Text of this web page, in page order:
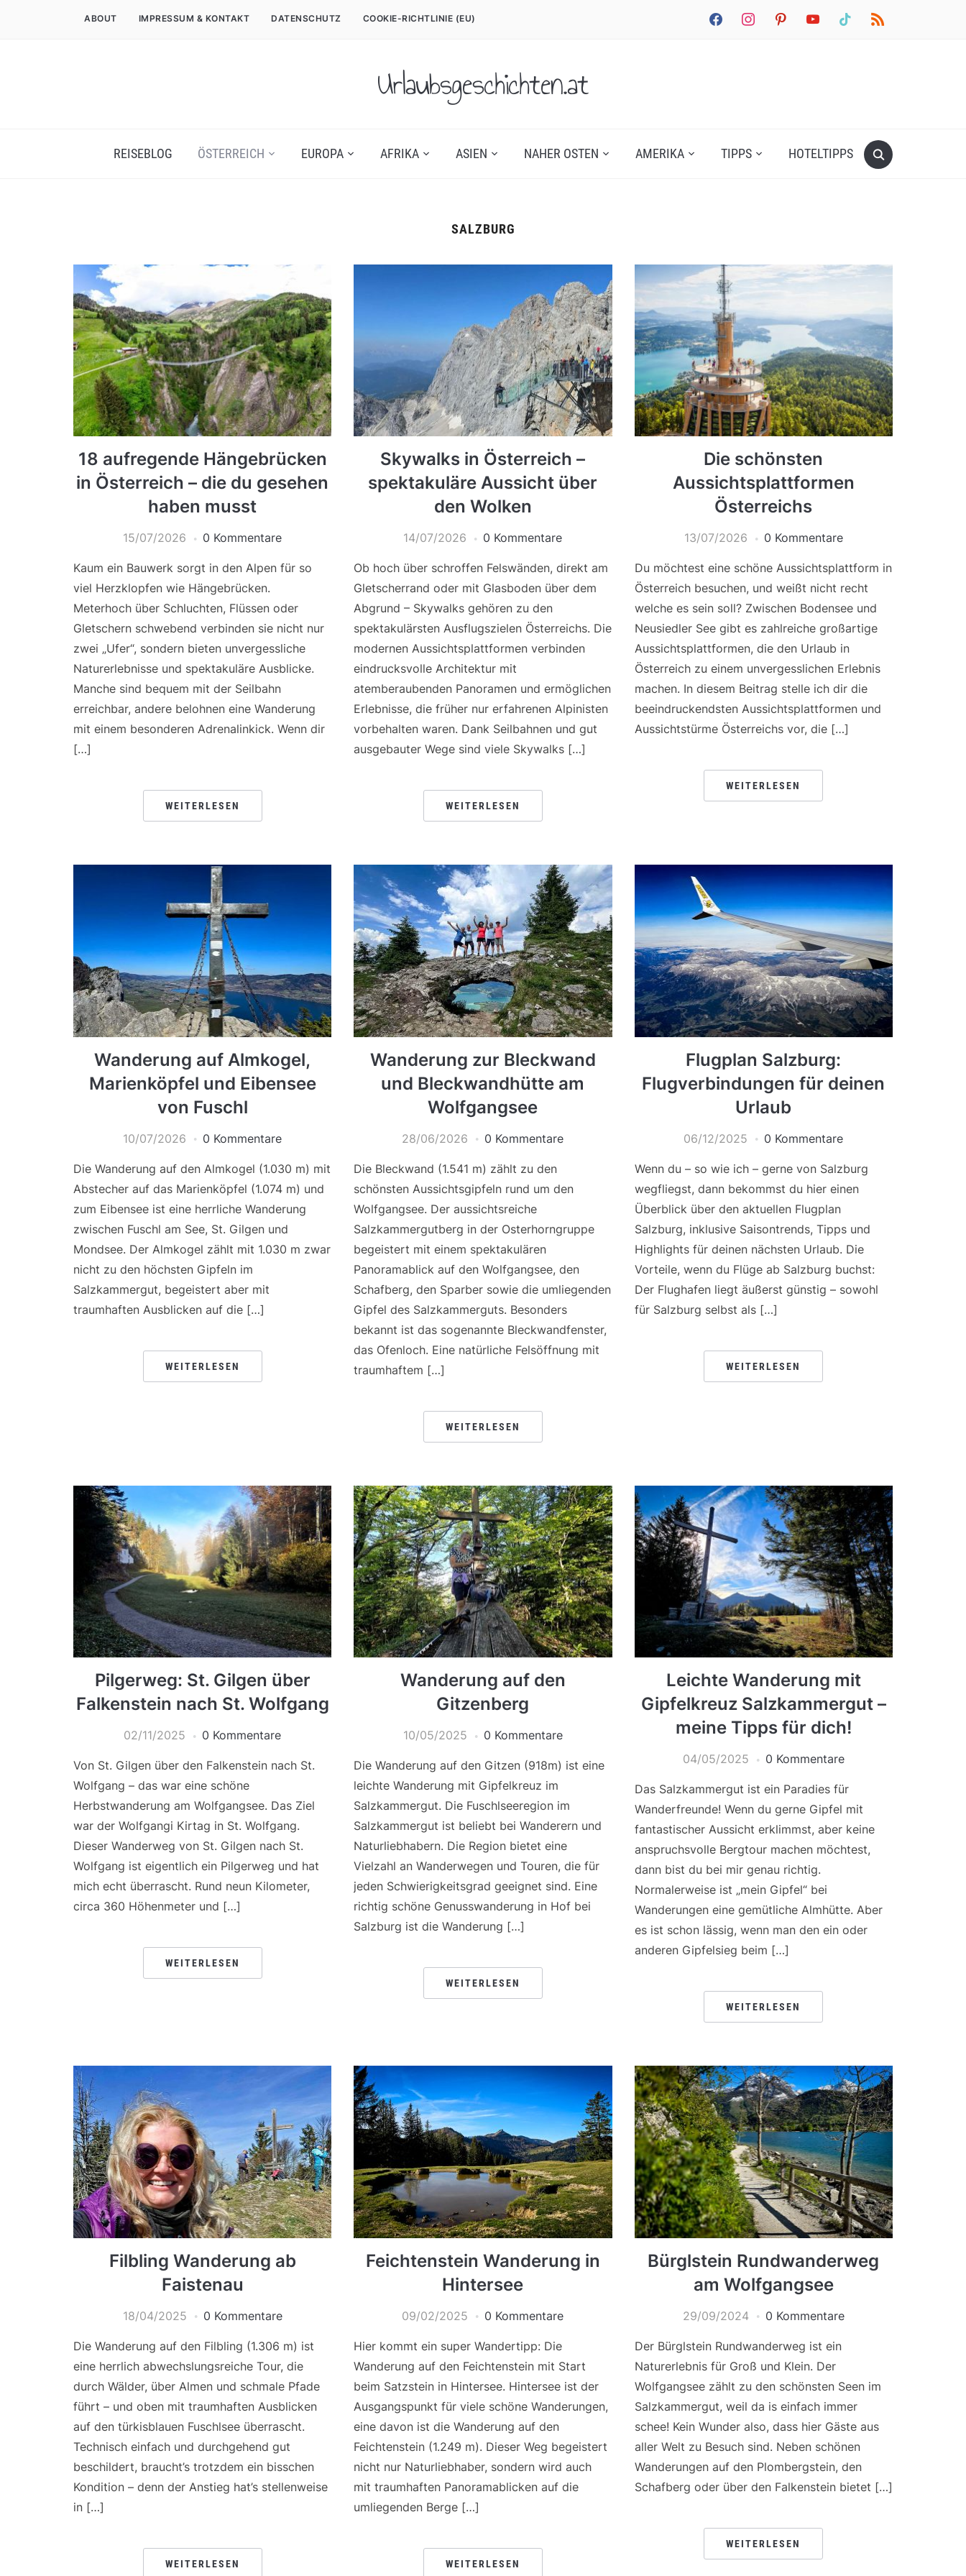
facebookinstagrampinterestyoutube tiktok rss
ABOUT IMPRESSUM & KONTAKT DATENSCHUTZ COOKIE-RICHTLINIE (EU)
Urlaubsgeschichten.at
REISEBLOG ÖSTERREICH EUROPA AFRIKA ASIEN NAHER OSTEN AMERIKA TIPPS HOTELTIPPS
SALZBURG
18 aufregende Hängebrücken
in Österreich – die du gesehen
haben musst
15/07/2026 0 Kommentare
Kaum ein Bauwerk sorgt in den Alpen für so
viel Herzklopfen wie Hängebrücken.
Meterhoch über Schluchten, Flüssen oder
Gletschern schwebend verbinden sie nicht nur
zwei „Ufer“, sondern bieten unvergessliche
Naturerlebnisse und spektakuläre Ausblicke.
Manche sind bequem mit der Seilbahn
erreichbar, andere belohnen eine Wanderung
mit einem besonderen Adrenalinkick. Wenn dir
[…]
WEITERLESEN
Skywalks in Österreich –
spektakuläre Aussicht über
den Wolken
14/07/2026 0 Kommentare
Ob hoch über schroffen Felswänden, direkt am
Gletscherrand oder mit Glasboden über dem
Abgrund – Skywalks gehören zu den
spektakulärsten Ausflugszielen Österreichs. Die
modernen Aussichtsplattformen verbinden
eindrucksvolle Architektur mit
atemberaubenden Panoramen und ermöglichen
Erlebnisse, die früher nur erfahrenen Alpinisten
vorbehalten waren. Dank Seilbahnen und gut
ausgebauter Wege sind viele Skywalks […]
WEITERLESEN
Die schönsten
Aussichtsplattformen
Österreichs
13/07/2026 0 Kommentare
Du möchtest eine schöne Aussichtsplattform in
Österreich besuchen, und weißt nicht recht
welche es sein soll? Zwischen Bodensee und
Neusiedler See gibt es zahlreiche großartige
Aussichtsplattformen, die den Urlaub in
Österreich zu einem unvergesslichen Erlebnis
machen. In diesem Beitrag stelle ich dir die
beeindruckendsten Aussichtsplattformen und
Aussichtstürme Österreichs vor, die […]
WEITERLESEN
Wanderung auf Almkogel,
Marienköpfel und Eibensee
von Fuschl
10/07/2026 0 Kommentare
Die Wanderung auf den Almkogel (1.030 m) mit
Abstecher auf das Marienköpfel (1.074 m) und
zum Eibensee ist eine herrliche Wanderung
zwischen Fuschl am See, St. Gilgen und
Mondsee. Der Almkogel zählt mit 1.030 m zwar
nicht zu den höchsten Gipfeln im
Salzkammergut, begeistert aber mit
traumhaften Ausblicken auf die […]
WEITERLESEN
Wanderung zur Bleckwand
und Bleckwandhütte am
Wolfgangsee
28/06/2026 0 Kommentare
Die Bleckwand (1.541 m) zählt zu den
schönsten Aussichtsgipfeln rund um den
Wolfgangsee. Der aussichtsreiche
Salzkammergutberg in der Osterhorngruppe
begeistert mit einem spektakulären
Panoramablick auf den Wolfgangsee, den
Schafberg, den Sparber sowie die umliegenden
Gipfel des Salzkammerguts. Besonders
bekannt ist das sogenannte Bleckwandfenster,
das Ofenloch. Eine natürliche Felsöffnung mit
traumhaftem […]
WEITERLESEN
Flugplan Salzburg:
Flugverbindungen für deinen
Urlaub
06/12/2025 0 Kommentare
Wenn du – so wie ich – gerne von Salzburg
wegfliegst, dann bekommst du hier einen
Überblick über den aktuellen Flugplan
Salzburg, inklusive Saisontrends, Tipps und
Highlights für deinen nächsten Urlaub. Die
Vorteile, wenn du Flüge ab Salzburg buchst:
Der Flughafen liegt äußerst günstig – sowohl
für Salzburg selbst als […]
WEITERLESEN
Pilgerweg: St. Gilgen über
Falkenstein nach St. Wolfgang
02/11/2025 0 Kommentare
Von St. Gilgen über den Falkenstein nach St.
Wolfgang – das war eine schöne
Herbstwanderung am Wolfgangsee. Das Ziel
war der Wolfgangi Kirtag in St. Wolfgang.
Dieser Wanderweg von St. Gilgen nach St.
Wolfgang ist eigentlich ein Pilgerweg und hat
mich echt überrascht. Rund neun Kilometer,
circa 360 Höhenmeter und […]
WEITERLESEN
Wanderung auf den
Gitzenberg
10/05/2025 0 Kommentare
Die Wanderung auf den Gitzen (918m) ist eine
leichte Wanderung mit Gipfelkreuz im
Salzkammergut. Die Fuschlseeregion im
Salzkammergut ist beliebt bei Wanderern und
Naturliebhabern. Die Region bietet eine
Vielzahl an Wanderwegen und Touren, die für
jeden Schwierigkeitsgrad geeignet sind. Eine
richtig schöne Genusswanderung in Hof bei
Salzburg ist die Wanderung […]
WEITERLESEN
Leichte Wanderung mit
Gipfelkreuz Salzkammergut –
meine Tipps für dich!
04/05/2025 0 Kommentare
Das Salzkammergut ist ein Paradies für
Wanderfreunde! Wenn du gerne Gipfel mit
fantastischer Aussicht erklimmst, aber keine
anspruchsvolle Bergtour machen möchtest,
dann bist du bei mir genau richtig.
Normalerweise ist „mein Gipfel“ bei
Wanderungen eine gemütliche Almhütte. Aber
es ist schon lässig, wenn man den ein oder
anderen Gipfelsieg beim […]
WEITERLESEN
Filbling Wanderung ab
Faistenau
18/04/2025 0 Kommentare
Die Wanderung auf den Filbling (1.306 m) ist
eine herrlich abwechslungsreiche Tour, die
durch Wälder, über Almen und schmale Pfade
führt – und oben mit traumhaften Ausblicken
auf den türkisblauen Fuschlsee überrascht.
Technisch einfach und durchgehend gut
beschildert, braucht’s trotzdem ein bisschen
Kondition – denn der Anstieg hat’s stellenweise
in […]
WEITERLESEN
Feichtenstein Wanderung in
Hintersee
09/02/2025 0 Kommentare
Hier kommt ein super Wandertipp: Die
Wanderung auf den Feichtenstein mit Start
beim Satzstein in Hintersee. Hintersee ist der
Ausgangspunkt für viele schöne Wanderungen,
eine davon ist die Wanderung auf den
Feichtenstein (1.249 m). Dieser Weg begeistert
nicht nur Naturliebhaber, sondern wird auch
mit traumhaften Panoramablicken auf die
umliegenden Berge […]
WEITERLESEN
Bürglstein Rundwanderweg
am Wolfgangsee
29/09/2024 0 Kommentare
Der Bürglstein Rundwanderweg ist ein
Naturerlebnis für Groß und Klein. Der
Wolfgangsee zählt zu den schönsten Seen im
Salzkammergut, weil da is einfach immer
schee! Kein Wunder also, dass hier Gäste aus
aller Welt zu Besuch sind. Neben schönen
Wanderungen auf den Plombergstein, den
Schafberg oder über den Falkenstein bietet […]
WEITERLESEN